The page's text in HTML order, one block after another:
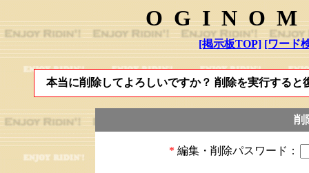
[掲示板TOP] [ワード
本当に削除してよろしいですか？ 削除を実行する
削
* 編集・削除パスワード：